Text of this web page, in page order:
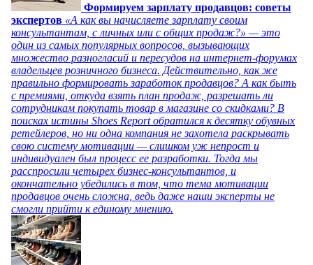
Формируем зарплату продавцов: советы
экспертов «А как вы начисляете зарплату своим
консультантам, с личных или с общих продаж?» — это
один из самых популярных вопросов, вызывающих
множество разногласий и пересудов на интернет-форумах
владельцев розничного бизнеса. Действительно, как же
правильно формировать заработок продавцов? А как быть
с премиями, откуда взять план продаж, разрешать ли
сотрудникам покупать товар в магазине со скидками? В
поисках истины Shoes Report обратился к десятку обувных
ретейлеров, но ни одна компания не захотела раскрывать
свою систему мотивации — слишком уж непрост и
индивидуален был процесс ее разработки. Тогда мы
расспросили четырех бизнес-консультантов, и
окончательно убедились в том, что тема мотивации
продавцов очень сложна, ведь даже наши эксперты не
смогли прийти к единому мнению.